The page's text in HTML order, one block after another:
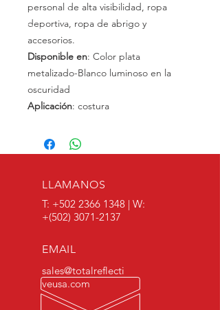
personal de alta visibilidad, ropa
deportiva, ropa de abrigo y
accesorios.
Disponible en: Color plata
metalizado-Blanco luminoso en la
oscuridad
Aplicación: costura
LLAMANOS
T: +502 2366 1348 | W:
+(502) 3071-2137
EMAIL
sales@totalreflecti
veusa.com